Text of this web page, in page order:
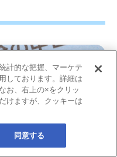
計的な把握、マーケテ
しております。詳細は
お、右上の×をクリッ
けますが、クッキーは
同意する